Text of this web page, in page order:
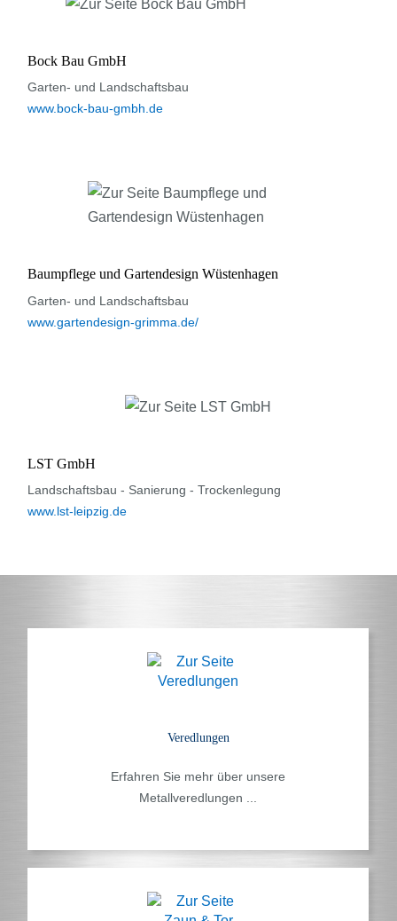
Bock Bau GmbH
Garten- und Landschaftsbau
www.bock-bau-gmbh.de
Baumpflege und Gartendesign Wüstenhagen
Garten- und Landschaftsbau
www.gartendesign-grimma.de/
LST GmbH
Landschaftsbau - Sanierung - Trockenlegung
www.lst-leipzig.de
Veredlungen
Erfahren Sie mehr über unsere
Metallveredlungen ...